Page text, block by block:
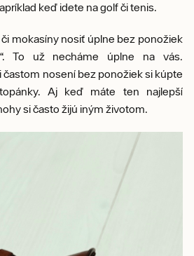
keď idete na golf či tenis.
mokasíny nosiť úplne bez ponožiek
To už necháme úplne na vás.
častom nosení bez ponožiek si kúpte
Aj keď máte ten najlepší
si často žijú iným životom.